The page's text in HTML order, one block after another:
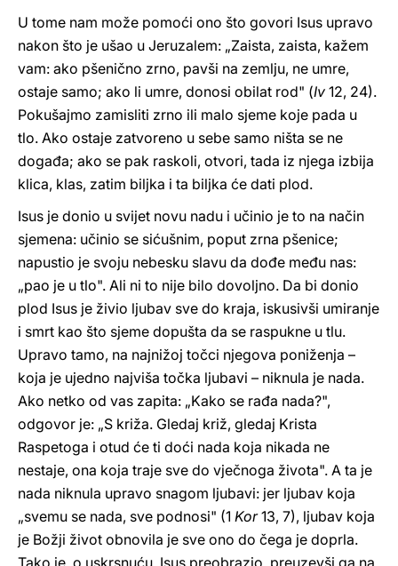
U tome nam može pomoći ono što govori Isus upravo
nakon što je ušao u Jeruzalem: „Zaista, zaista, kažem
vam: ako pšenično zrno, pavši na zemlju, ne umre,
ostaje samo; ako li umre, donosi obilat rod" (Iv 12, 24).
Pokušajmo zamisliti zrno ili malo sjeme koje pada u
tlo. Ako ostaje zatvoreno u sebe samo ništa se ne
događa; ako se pak raskoli, otvori, tada iz njega izbija
klica, klas, zatim biljka i ta biljka će dati plod.
Isus je donio u svijet novu nadu i učinio je to na način
sjemena: učinio se sićušnim, poput zrna pšenice;
napustio je svoju nebesku slavu da dođe među nas:
„pao je u tlo". Ali ni to nije bilo dovoljno. Da bi donio
plod Isus je živio ljubav sve do kraja, iskusivši umiranje
i smrt kao što sjeme dopušta da se raspukne u tlu.
Upravo tamo, na najnižoj točci njegova poniženja –
koja je ujedno najviša točka ljubavi – niknula je nada.
Ako netko od vas zapita: „Kako se rađa nada?",
odgovor je: „S križa. Gledaj križ, gledaj Krista
Raspetoga i otud će ti doći nada koja nikada ne
nestaje, ona koja traje sve do vječnoga života". A ta je
nada niknula upravo snagom ljubavi: jer ljubav koja
„svemu se nada, sve podnosi" (1 Kor13, 7), ljubav koja
je Božji život obnovila je sve ono do čega je doprla.
Tako je, o uskrsnuću, Isus preobrazio, preuzevši ga na